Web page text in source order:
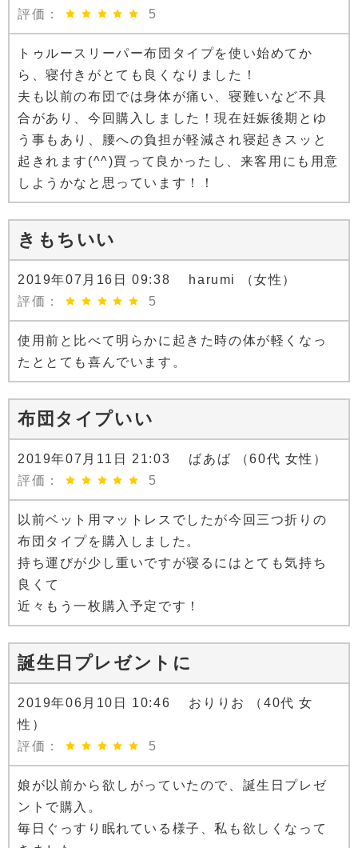
評価：
5
トゥルースリーパー布団タイプを使い始めてか
ら、寝付きがとても良くなりました！
夫も以前の布団では身体が痛い、寝難いなど不具
合があり、今回購入しました！現在妊娠後期とゆ
う事もあり、腰への負担が軽減され寝起きスッと
起きれます(^^)買って良かったし、来客用にも用意
しようかなと思っています！！
きもちいい
2019年07月16日 09:38 harumi （女性）
評価：
5
使用前と比べて明らかに起きた時の体が軽くなっ
たととても喜んでいます。
布団タイプいい
2019年07月11日 21:03 ばあば （60代 女性）
評価：
5
以前ベット用マットレスでしたが今回三つ折りの
布団タイプを購入しました。
持ち運びが少し重いですが寝るにはとても気持ち
良くて
近々もう一枚購入予定です！
誕生日プレゼントに
2019年06月10日 10:46 おりりお （40代 女
性）
評価：
5
娘が以前から欲しがっていたので、誕生日プレゼ
ントで購入。
毎日ぐっすり眠れている様子、私も欲しくなって